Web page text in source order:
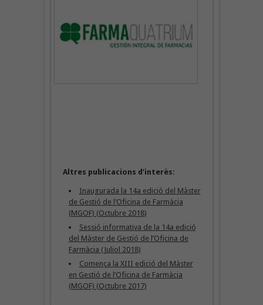
Altres publicacions d’interès:
Inaugurada la 14a edició del Màster
de Gestió de l’Oficina de Farmàcia
(MGOF) (Octubre 2018)
Sessió informativa de la 14a edició
del Màster de Gestió de l’Oficina de
Farmàcia (Juliol 2018)
Comença la XIII edició del Màster
en Gestió de l’Oficina de Farmàcia
(MGOF) (Octubre 2017)